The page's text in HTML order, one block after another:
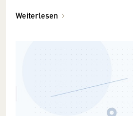
Weiterlesen